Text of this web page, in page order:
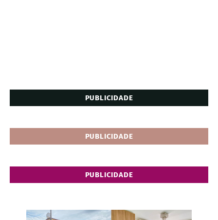
PUBLICIDADE
PUBLICIDADE
PUBLICIDADE